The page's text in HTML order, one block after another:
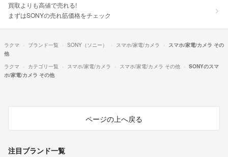
買取よりも高値で売れる!
まずはSONYの売れ筋価格をチェック
ラクマ ブランド一覧 SONY（ソニー） スマホ/家電/カメラ
スマホ/家電/カメラ その
他
ラクマ
カテゴリ一覧 スマホ/家電/カメラ スマホ/家電/カメラ その他
SONYのスマ
ホ/家電/カメラ その他
ページの上へ戻る
注目ブランド一覧